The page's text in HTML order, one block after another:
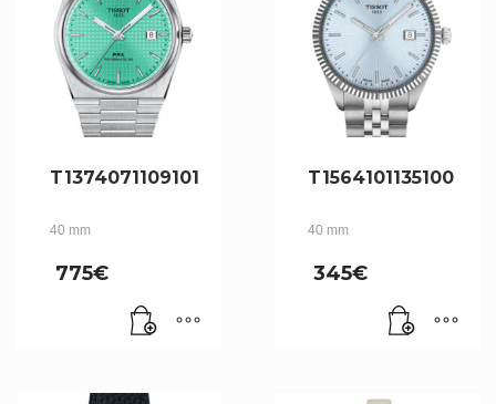
T1374071109101
40 mm
775€
T1564101135100
40 mm
345€